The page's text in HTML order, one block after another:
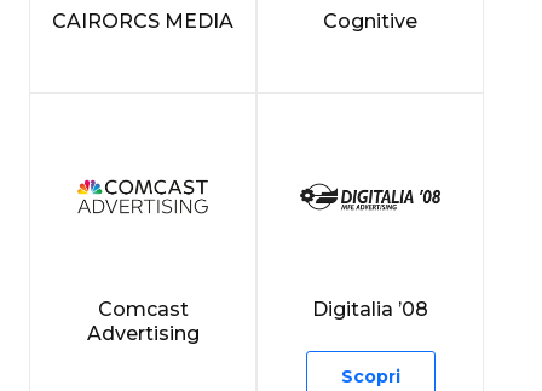
CAIRORCS MEDIA Cognitive
Comcast
Advertising
Digitalia ’08
Scopri